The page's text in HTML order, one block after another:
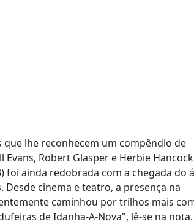
lhe reconhecem um compêndio de
Robert Glasper e Herbie
foi ainda redobrada com a chegada do
Desde cinema e teatro, a presença na
caminhou por trilhos mais
de Idanha-A-Nova", lê-se na nota.